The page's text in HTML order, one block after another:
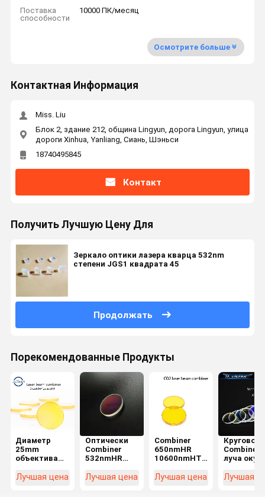
Поставка
способности
10000 ПК/месяц
Осмотрите больше
Контактная Информация
Miss. Liu
Блок 2, здание 212, община Lingyun, дорога Lingyun, улица
дороги Xinhua, Yanliang, Сиань, Шэньси
18740495845
Контакт
Получить Лучшую Цену Для
Зеркало оптики лазера кварца 532nm
степени JGS1 квадрата 45
Продолжать
Порекомендованные Продукты
Диаметр
25mm
объектива
лазерного
Лучшая цена
Оптически
Combiner
532nmHR
лазерного
Лучшая цена
Combiner
650nmHR
10600nmHT
20*2mm Znse
Лучшая цена
Круговой
Combiner
луча
Plano 3X
Лучшая